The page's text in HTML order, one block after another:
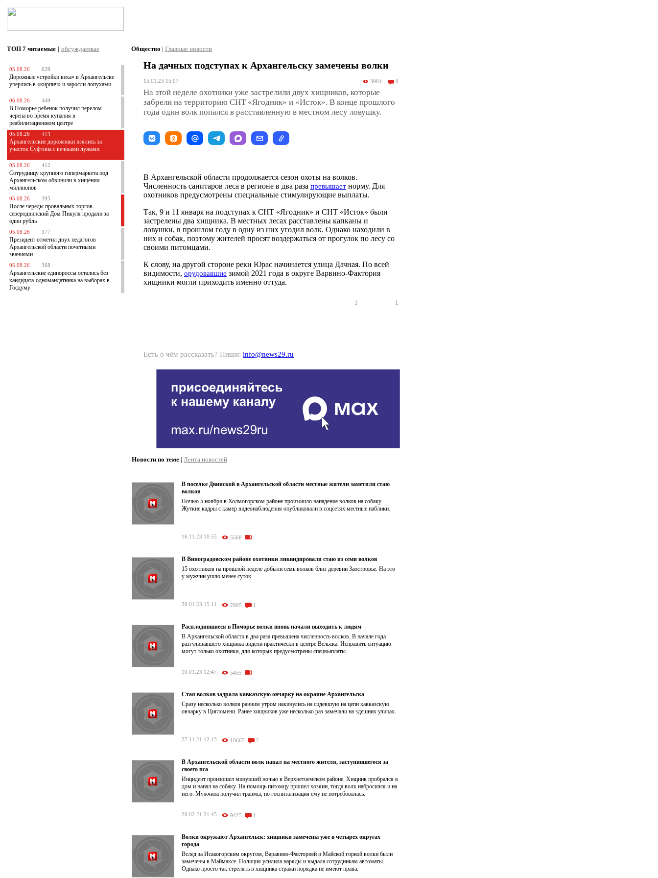
ТОП 7 читаемые | обсуждаемые
05.08.26 629
Дорожные «стройки века» в Архангельске
уперлись в «кирпич» и заросли лопухами
06.08.26 449
В Поморье ребенок получил перелом
черепа во время купания в
реабилитационном центре
05.08.26 413
Архангельские дорожники взялись за
участок Суфтина с вечными лужами
05.08.26 412
Сотрудницу крупного гипермаркета под
Архангельском обвинили в хищении
миллионов
05.08.26 395
После череды провальных торгов
северодвинский Дом Пикуля продали за
один рубль
05.08.26 377
Президент отметил двух педагогов
Архангельской области почетными
званиями
05.08.26 368
Архангельские единороссы остались без
кандидата-одномандатника на выборах в
Госдуму
Общество | Главные новости
На дачных подступах к Архангельску замечены волки
15.01.23 15:07 3984 0
На этой неделе охотники уже застрелили двух хищников, которые
забрели на территорию СНТ «Ягодник» и «Исток». В конце прошлого
года один волк попался в расставленную в местном лесу ловушку.
В Архангельской области продолжается сезон охоты на волков.
Численность санитаров леса в регионе в два раза превышает норму. Для
охотников предусмотрены специальные стимулирующие выплаты.
Так, 9 и 11 января на подступах к СНТ «Ягодник» и СНТ «Исток» были
застрелены два хищника. В местных лесах расставлены капканы и
ловушки, в прошлом году в одну из них угодил волк. Однако находили в
них и собак, поэтому жителей просят воздержаться от прогулок по лесу со
своими питомцами.
К слову, на другой стороне реки Юрас начинается улица Дачная. По всей
видимости, орудовавшие зимой 2021 года в округе Варвино-Фактория
хищники могли приходить именно оттуда.
1 1
Есть о чём рассказать? Пиши: info@news29.ru
Новости по теме | Лента новостей
В поселке Двинской в Архангельской области местные жители заметили стаю
волков
Ночью 5 ноября в Холмогорском районе произошло нападение волков на собаку.
Жуткие кадры с камер видеонаблюдения опубликовали в соцсетях местные паблики.
16.11.23 10:55 5568
В Виноградовском районе охотники ликвидировали стаю из семи волков
15 охотников на прошлой неделе добыли семь волков близ деревни Заостровье. На это
у мужчин ушло менее суток.
30.01.23 15:11 2995 1
Расплодившиеся в Поморье волки вновь начали выходить к людям
В Архангельской области в два раза превышена численность волков. В начале года
разгуливавшего хищника видели практически в центре Вельска. Исправить ситуацию
могут только охотники, для которых предусмотрены спецвыплаты.
10.01.23 12:47 5455
Стая волков задрала кавказскую овчарку на окраине Архангельска
Сразу несколько волков ранним утром накинулись на сидевшую на цепи кавказскую
овчарку в Цигломени. Ранее хищников уже несколько раз замечали на здешних улицах.
27.11.21 12:13 10665 2
В Архангельской области волк напал на местного жителя, заступившегося за
своего пса
Инцидент произошел минувшей ночью в Верхнетоемском районе. Хищник пробрался в
дом и напал на собаку. На помощь питомцу пришел хозяин, тогда волк набросился и на
него. Мужчина получил травмы, но госпитализация ему не потребовалась.
20.02.21 21:45 9425 1
Волки окружают Архангельск: хищники замечены уже в четырех округах
города
Вслед за Исакогорским округом, Варавино-Факторией и Майской горкой волки были
замечены в Маймаксе. Полиция усилила наряды и выдала сотрудникам автоматы.
Однако просто так стрелять в хищника стражи порядка не имеют права.